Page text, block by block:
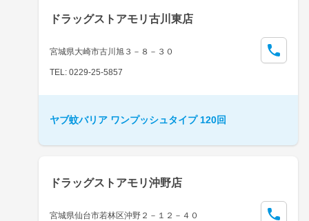
ドラッグストアモリ古川東店
宮城県大崎市古川旭３－８－３０
TEL: 0229-25-5857
ヤブ蚊バリア ワンプッシュタイプ 120回
ドラッグストアモリ沖野店
宮城県仙台市若林区沖野２－１２－４０